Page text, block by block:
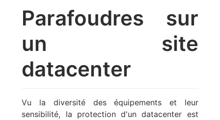
Parafoudres sur
un site
datacenter
Vu la diversité des équipements et leur
sensibilité, la protection d'un datacenter est